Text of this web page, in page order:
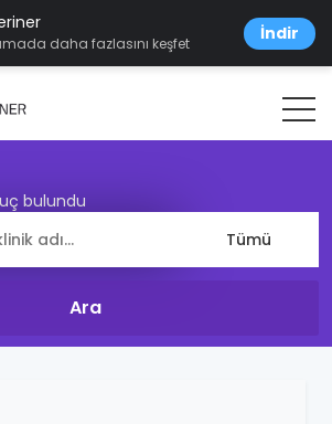
daha fazlasını keşfet İndir
bulundu